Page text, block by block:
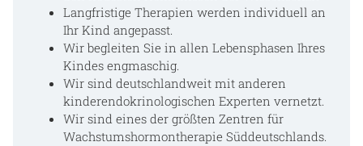
Langfristige Therapien werden individuell an
Ihr Kind angepasst.
Wir begleiten Sie in allen Lebensphasen Ihres
Kindes engmaschig.
Wir sind deutschlandweit mit anderen
kinderendokrinologischen Experten vernetzt.
Wir sind eines der größten Zentren für
Wachstumshormontherapie Süddeutschlands.